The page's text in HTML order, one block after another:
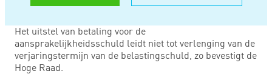
Het uitstel van betaling voor de
aansprakelijkheidsschuld leidt niet tot verlenging van de
verjaringstermijn van de belastingschuld, zo bevestigt de
Hoge Raad.